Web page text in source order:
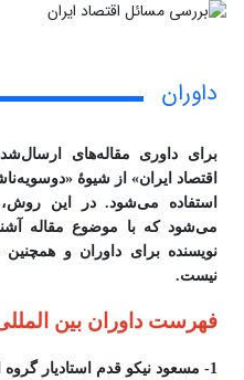
داوران
برای داوری مقاله‌های
استفاده می‌شود. در این
می‌شود که با موضوع مقاله
نویسنده برای داوران و
نیست.
فهرست داوران بین
1- مسعود نیکو قدم استادیار گروه اقتصاد دانشگاه بجنورد